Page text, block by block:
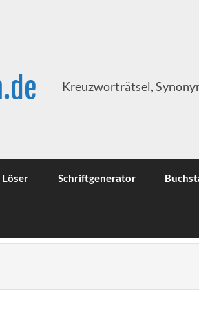
Kreuzworträtsel,
Schriftgenerator